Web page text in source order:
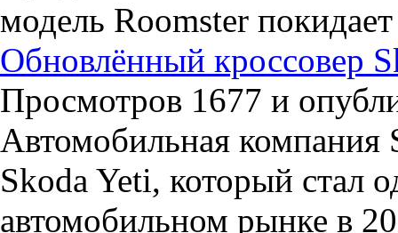
модель Roomster
Обновлённый кроссовер
Просмотров 1677 и
Автомобильная компания
Skoda Yeti, который стал
автомобильном рынке в